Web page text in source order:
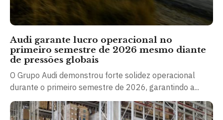
Audi garante lucro operacional no
primeiro semestre de 2026 mesmo diante
de pressões globais
O Grupo Audi demonstrou forte solidez operacional
durante o primeiro semestre de 2026, garantindo a...